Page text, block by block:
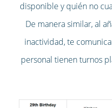
disponible y quién no
De manera similar, al
inactividad, te
personal tienen turnos